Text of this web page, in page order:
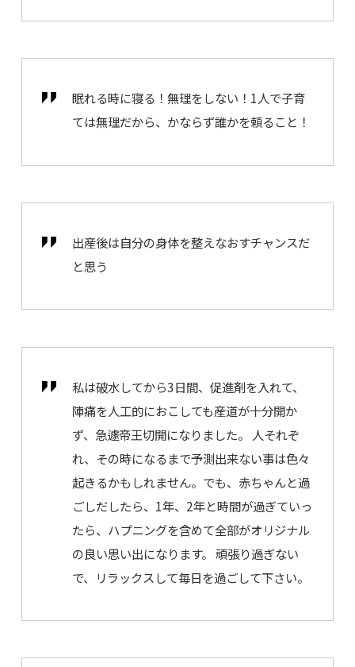
眠れる時に寝る！無理をしない！1人で子育
ては無理だから、かならず誰かを頼ること！
出産後は自分の身体を整えなおすチャンスだ
と思う
私は破水してから3日間、促進剤を入れて、
陣痛を人工的におこしても産道が十分開か
ず、急遽帝王切開になりました。 人それぞ
れ、その時になるまで予測出来ない事は色々
起きるかもしれません。でも、赤ちゃんと過
ごしだしたら、1年、2年と時間が過ぎていっ
たら、ハプニングを含めて全部がオリジナル
の良い思い出になります。 頑張り過ぎない
で、リラックスして毎日を過ごして下さい。